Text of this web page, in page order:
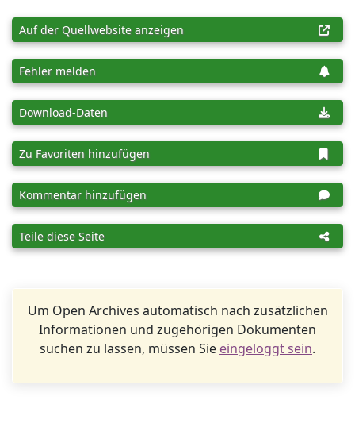
Auf der Quellwebsite anzeigen
Fehler melden
Download-Daten
Zu Favoriten hinzufügen
Kommentar hinzufügen
Teile diese Seite
Um Open Archives automatisch nach zusätzlichen
Informationen und zugehörigen Dokumenten
suchen zu lassen, müssen Sie eingeloggt sein.